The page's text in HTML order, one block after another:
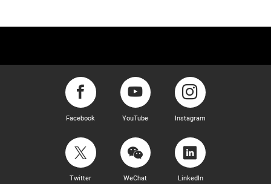
Facebook YouTube Instagram
Twitter WeChat LinkedIn